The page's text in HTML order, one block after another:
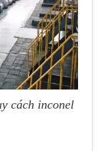
cách inconel